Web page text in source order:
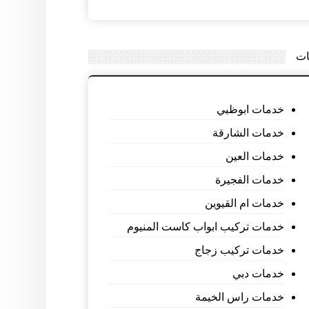
خدمات ابوظبي
خدمات الشارقة
خدمات العين
خدمات الفجيرة
خدمات ام القيوين
خدمات تركيب ابواب كاست المنيوم
خدمات تركيب زجاج
خدمات دبي
خدمات راس الخيمة